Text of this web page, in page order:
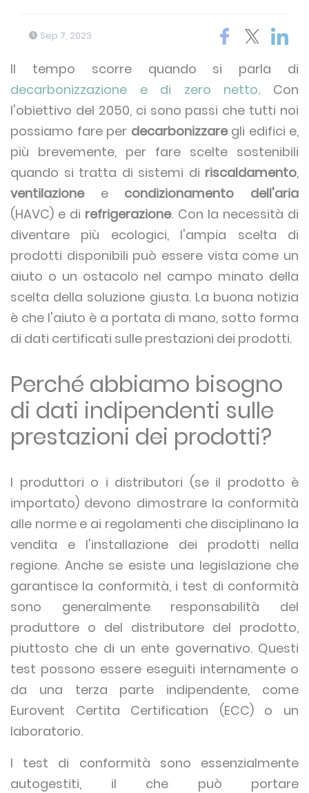
Sep 7, 2023
Il tempo scorre quando si parla di
decarbonizzazione e di zero netto. Con
l'obiettivo del 2050, ci sono passi che tutti noi
possiamo fare per decarbonizzaregli edifici e,
più brevemente, per fare scelte sostenibili
quando si tratta di sistemi di riscaldamento,
ventilazionee condizionamento dell'aria
(HAVC) e di refrigerazione. Con la necessità di
diventare più ecologici, l'ampia scelta di
prodotti disponibili può essere vista come un
aiuto o un ostacolo nel campo minato della
scelta della soluzione giusta. La buona notizia
è che l'aiuto è a portata di mano, sotto forma
di dati certificati sulle prestazioni dei prodotti.
Perché abbiamo bisogno
di dati indipendenti sulle
prestazioni dei prodotti?
I produttori o i distributori (se il prodotto è
importato) devono dimostrare la conformità
alle norme e ai regolamenti che disciplinano la
vendita e l'installazione dei prodotti nella
regione. Anche se esiste una legislazione che
garantisce la conformità, i test di conformità
sono generalmente responsabilità del
produttore o del distributore del prodotto,
piuttosto che di un ente governativo. Questi
test possono essere eseguiti internamente o
da una terza parte indipendente, come
Eurovent Certita Certification (ECC) o un
laboratorio.
I test di conformità sono essenzialmente
autogestiti, il che può portare